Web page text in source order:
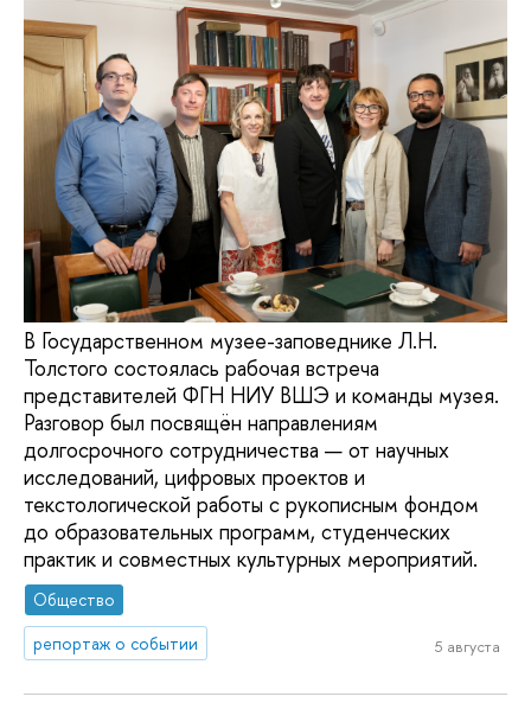
В Государственном музее-заповеднике Л.Н.
Толстого состоялась рабочая встреча
представителей ФГН НИУ ВШЭ и команды музея.
Разговор был посвящён направлениям
долгосрочного сотрудничества — от научных
исследований, цифровых проектов и
текстологической работы с рукописным фондом
до образовательных программ, студенческих
практик и совместных культурных мероприятий.
Общество
репортаж о событии
5 августа